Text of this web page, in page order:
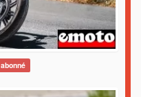
abonné